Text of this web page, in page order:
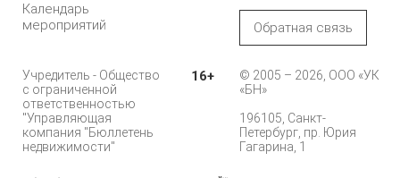
Календарь
мероприятий
Обратная связь
Учредитель - Общество
с ограниченной
ответственностью
"Управляющая
компания "Бюллетень
недвижимости"
16+
© 2005 – 2026, ООО «УК
«БН»
196105, Санкт-
Петербург, пр. Юрия
Гагарина, 1